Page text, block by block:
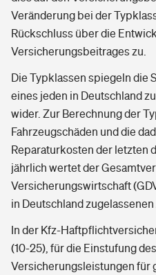
Veränderung bei der
Rückschluss über die
Versicherungsbeitrages zu.
Die Typklassen spiegeln die
eines jeden in Deutschland
wider. Zur Berechnung der
Fahrzeugschäden und die
Reparaturkosten der letzten
jährlich wertet der
Versicherungswirtschaft
in Deutschland
In der Kfz-
(10-25), für die Einstufung
Versicherungsleistungen für